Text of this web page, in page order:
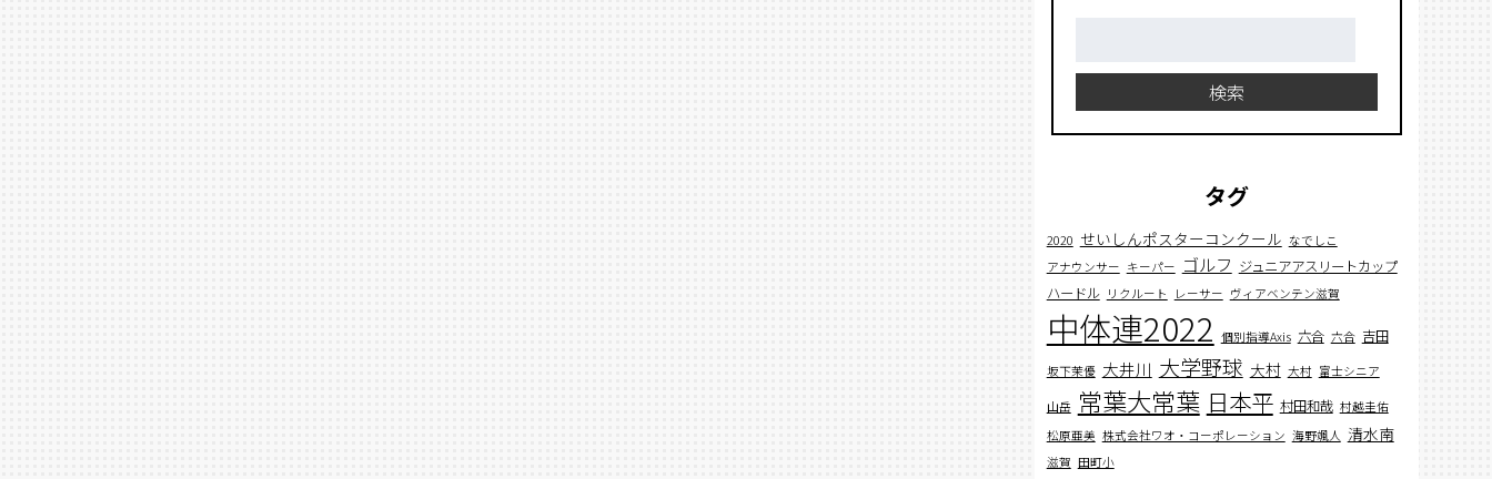
検索
タグ
2020 せいしんポスターコンクール なでしこ
アナウンサー キーパー ゴルフ ジュニアアスリートカップ
ハードル リクルート レーサー ヴィアベンテン滋賀
中体連2022 個別指導Axis 六合 六合 吉田
坂下茉優 大井川 大学野球 大村 大村 富士シニア
山岳 常葉大常葉 日本平 村田和哉 村越圭佑
松原亜美 株式会社ワオ・コーポレーション 海野颯人 清水南
滋賀 田町小